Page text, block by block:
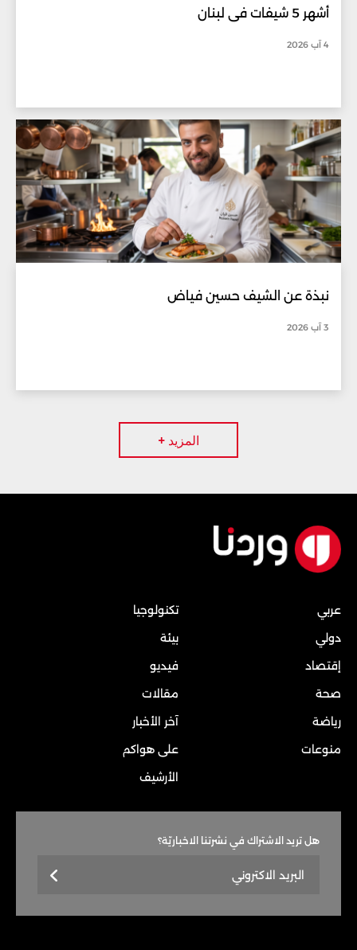
أشهر 5 شيفات في لبنان
4 آب 2026
نبذة عن الشيف حسين فياض
3 آب 2026
المزيد +
عربي
دولي
إقتصاد
صحة
رياضة
منوعات
تكنولوجيا
بيئة
فيديو
مقالات
آخر الأخبار
على هواكم
الأرشيف
هل تريد الاشتراك في نشرتنا الاخباريّة؟